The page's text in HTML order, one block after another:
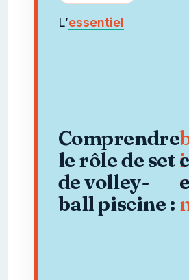
L’essentiel
Comprendre
le rôle de set
de volley-
ball piscine :
i
e